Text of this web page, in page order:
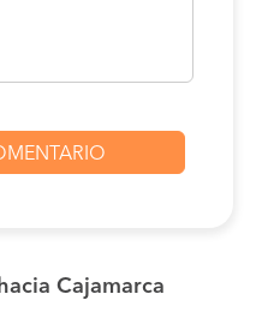
Cajamarca